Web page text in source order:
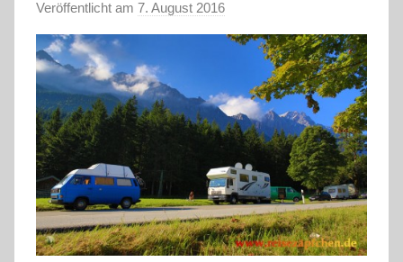
Veröffentlicht am 7. August 2016
o
a
r
u
s